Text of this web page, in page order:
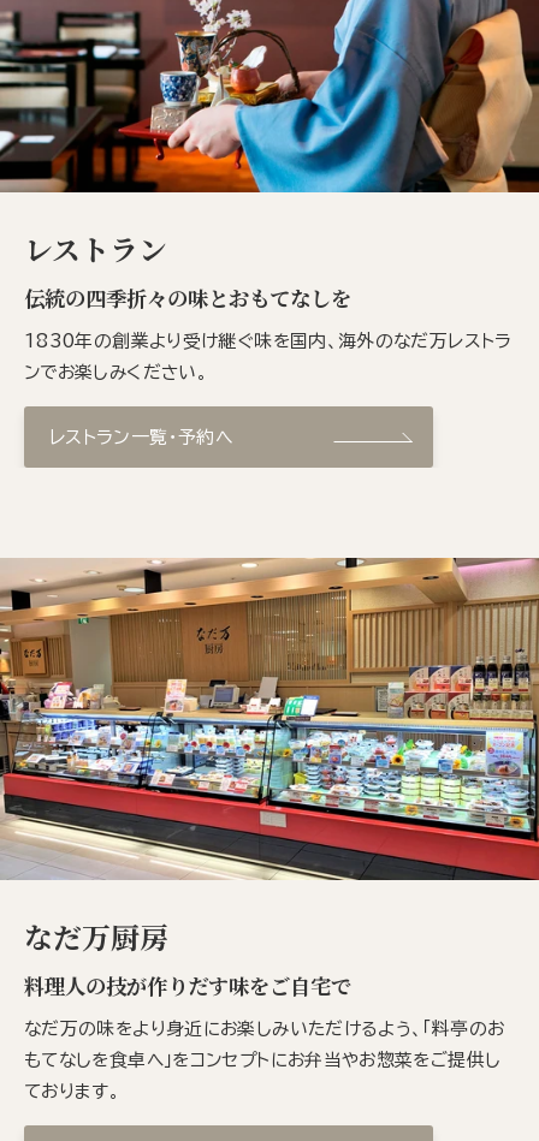
レストラン
伝統の四季折々の味とおもてなしを
1830年の創業より受け継ぐ味を国内、海外のなだ万レストラ
ンでお楽しみください。
レストラン一覧・予約へ
なだ万厨房
料理人の技が作りだす味をご自宅で
なだ万の味をより身近にお楽しみいただけるよう、「料亭のお
もてなしを食卓へ」をコンセプトにお弁当やお惣菜をご提供し
ております。